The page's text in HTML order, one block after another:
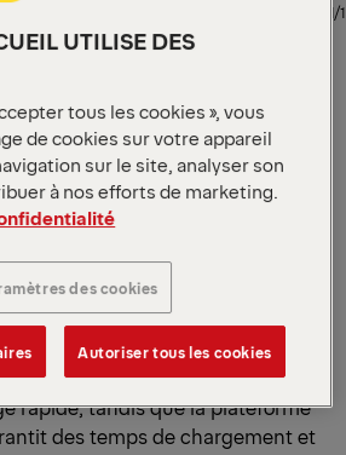
1/1
clés
2 000 kg
2 vérins de levage / 2 vérins
d’inclinaison / 1 vérin de
est le modèle rétractable
remorques à porte-à-faux
degré de pré-assemblage
rapide, tandis que la plateforme
des temps de chargement et
UTILISE DES
tous les cookies », vous
de cookies sur votre appareil
sur le site, analyser son
à nos efforts de marketing.
des cookies
Autoriser tous les cookies